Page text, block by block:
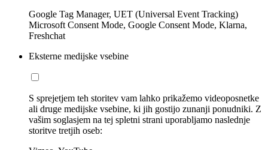
Google Tag Manager, UET (Universal Event Tracking)
Microsoft Consent Mode, Google Consent Mode, Klarna,
Freshchat
Eksterne medijske vsebine
S sprejetjem teh storitev vam lahko prikažemo videoposnetke
ali druge medijske vsebine, ki jih gostijo zunanji ponudniki. Z
vašim soglasjem na tej spletni strani uporabljamo naslednje
storitve tretjih oseb: